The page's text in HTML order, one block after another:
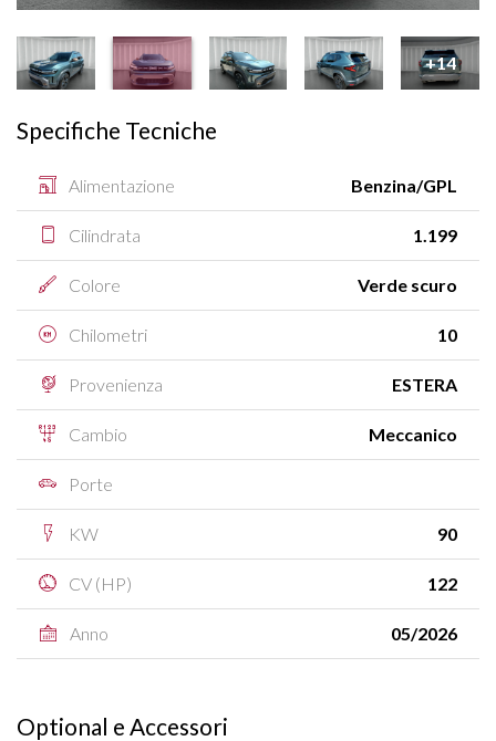
+14
Specifiche Tecniche
Alimentazione Benzina/GPL
Cilindrata 1.199
Colore Verde scuro
Chilometri 10
Provenienza ESTERA
Cambio Meccanico
Porte
KW 90
CV (HP) 122
Anno 05/2026
Optional e Accessori